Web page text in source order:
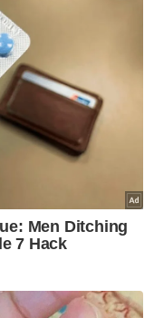
dalam
kerajaan
masih
bilion